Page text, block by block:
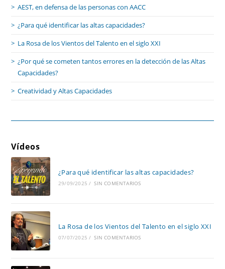
AEST, en defensa de las personas con AACC
¿Para qué identificar las altas capacidades?
La Rosa de los Vientos del Talento en el siglo XXI
¿Por qué se cometen tantos errores en la detección de las Altas
Capacidades?
Creatividad y Altas Capacidades
Vídeos
¿Para qué identificar las altas capacidades?
29/09/2025 / SIN COMENTARIOS
La Rosa de los Vientos del Talento en el siglo XXI
07/07/2025 / SIN COMENTARIOS